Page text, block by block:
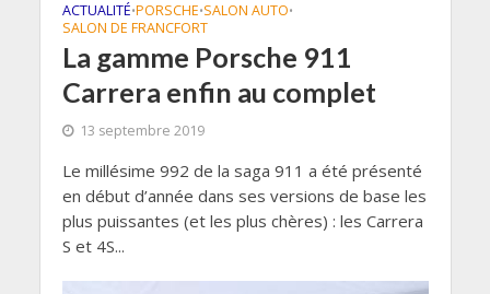
ACTUALITÉ•PORSCHE•SALON AUTO•
SALON DE FRANCFORT
La gamme Porsche 911
Carrera enfin au complet
13 septembre 2019
Le millésime 992 de la saga 911 a été présenté
en début d’année dans ses versions de base les
plus puissantes (et les plus chères) : les Carrera
S et 4S...